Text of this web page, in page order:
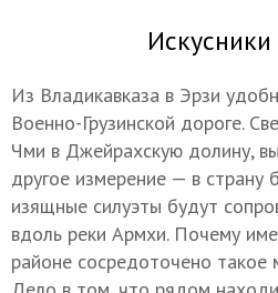
Из Владикавказа в Эрзи
Военно-Грузинской дороге.
Чми в Джейрахскую долину,
другое измерение — в страну
изящные силуэты будут
вдоль реки Армхи. Почему
районе сосредоточено такое